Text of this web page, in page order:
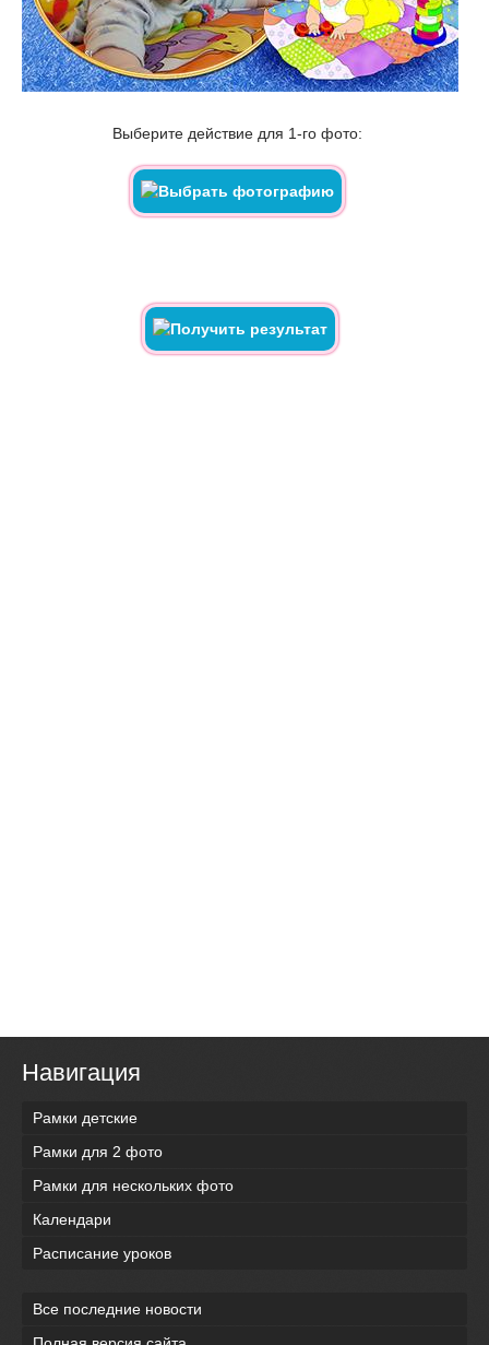
Выберите действие для 1-го фото:
Навигация
Рамки детские
Рамки для 2 фото
Рамки для нескольких фото
Календари
Расписание уроков
Все последние новости